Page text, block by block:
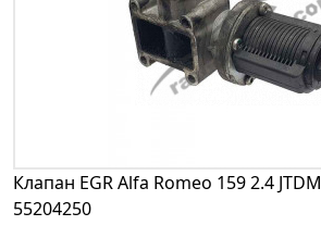
Клапан EGR Alfa Romeo 159 2.4
55204250